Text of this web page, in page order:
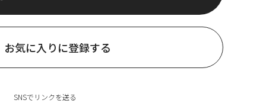
お気に入りに登録する
SNSでリンクを送る